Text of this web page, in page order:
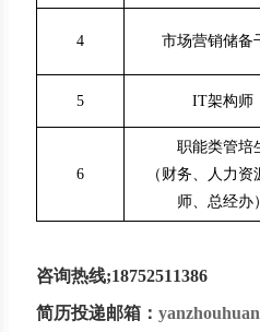
4 市场营销储备
5 IT架构师
6
职能类管培
（财务、人力资
师、总经办）
咨询热线;18752511386
简历投递邮箱：